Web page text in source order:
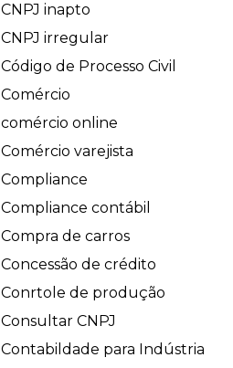
CNPJ inapto
CNPJ irregular
Código de Processo Civil
Comércio
comércio online
Comércio varejista
Compliance
Compliance contábil
Compra de carros
Concessão de crédito
Conrtole de produção
Consultar CNPJ
Contabildade para Indústria